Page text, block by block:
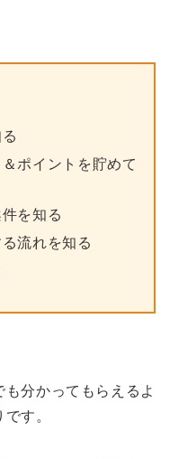
ポイントを貯めて
を知る
流れを知る
分かってもらえるよ
す。